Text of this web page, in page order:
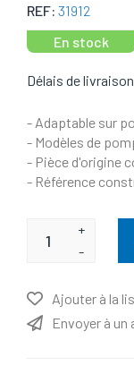
REF: 31912
En stock
Délais de
- Adaptable sur
- Modèles de
- Pièce d'origine
- Référence
+
-
Ajouter à la
Envoyer à un